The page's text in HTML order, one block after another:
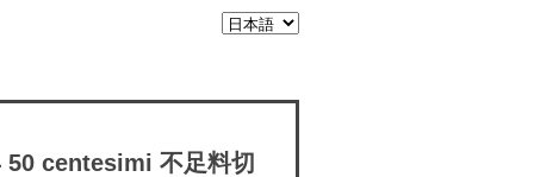
50 centesimi 不足料切